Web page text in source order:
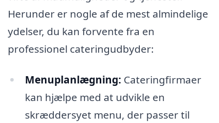
Herunder er nogle af de mest almindelige
ydelser, du kan forvente fra en
professionel cateringudbyder:
Menuplanlægning: Cateringfirmaer
kan hjælpe med at udvikle en
skræddersyet menu, der passer til